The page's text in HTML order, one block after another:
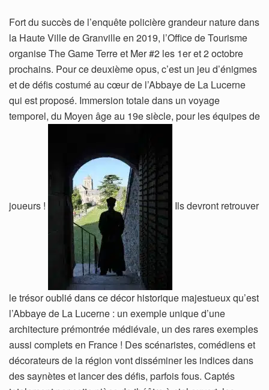
Fort du succès de l’enquête policière grandeur nature dans
la Haute Ville de Granville en 2019, l’Office de Tourisme
organise The Game Terre et Mer #2 les 1er et 2 octobre
prochains. Pour ce deuxième opus, c’est un jeu d’énigmes
et de défis costumé au cœur de l’Abbaye de La Lucerne
qui est proposé. Immersion totale dans un voyage
temporel, du Moyen âge au 19e siècle, pour les équipes de
joueurs ! Ils devront retrouver
le trésor oublié dans ce décor historique majestueux qu’est
l’Abbaye de La Lucerne : un exemple unique d’une
architecture prémontrée médiévale, un des rares exemples
aussi complets en France ! Des scénaristes, comédiens et
décorateurs de la région vont disséminer les indices dans
des saynètes et lancer des défis, parfois fous. Captés